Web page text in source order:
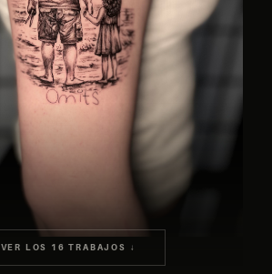
VER LOS 16 TRABAJOS ↓